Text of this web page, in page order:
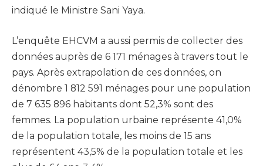
indiqué le Ministre Sani Yaya.
L’enquête EHCVM a aussi permis de collecter des
données auprès de 6 171 ménages à travers tout le
pays. Après extrapolation de ces données, on
dénombre 1 812 591 ménages pour une population
de 7 635 896 habitants dont 52,3% sont des
femmes. La population urbaine représente 41,0%
de la population totale, les moins de 15 ans
représentent 43,5% de la population totale et les